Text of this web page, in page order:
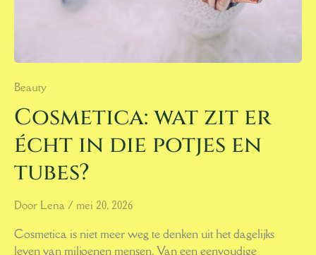
Beauty
Cosmetica: wat zit er
écht in die potjes en
tubes?
Door Lena / mei 20, 2026
Cosmetica is niet meer weg te denken uit het dagelijks
leven van miljoenen mensen. Van een eenvoudige